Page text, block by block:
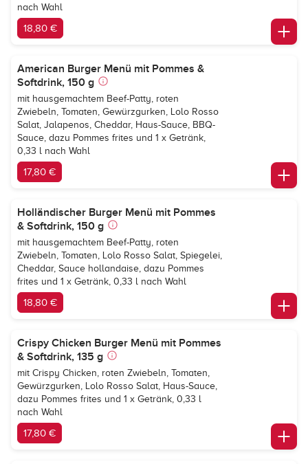
nach Wahl
18,80 €
American Burger Menü mit Pommes &
Softdrink, 150 g
mit hausgemachtem Beef-Patty, roten
Zwiebeln, Tomaten, Gewürzgurken, Lolo Rosso
Salat, Jalapenos, Cheddar, Haus-Sauce, BBQ-
Sauce, dazu Pommes frites und 1 x Getränk,
0,33 l nach Wahl
17,80 €
Holländischer Burger Menü mit Pommes
& Softdrink, 150 g
mit hausgemachtem Beef-Patty, roten
Zwiebeln, Tomaten, Lolo Rosso Salat, Spiegelei,
Cheddar, Sauce hollandaise, dazu Pommes
frites und 1 x Getränk, 0,33 l nach Wahl
18,80 €
Crispy Chicken Burger Menü mit Pommes
& Softdrink, 135 g
mit Crispy Chicken, roten Zwiebeln, Tomaten,
Gewürzgurken, Lolo Rosso Salat, Haus-Sauce,
dazu Pommes frites und 1 x Getränk, 0,33 l
nach Wahl
17,80 €